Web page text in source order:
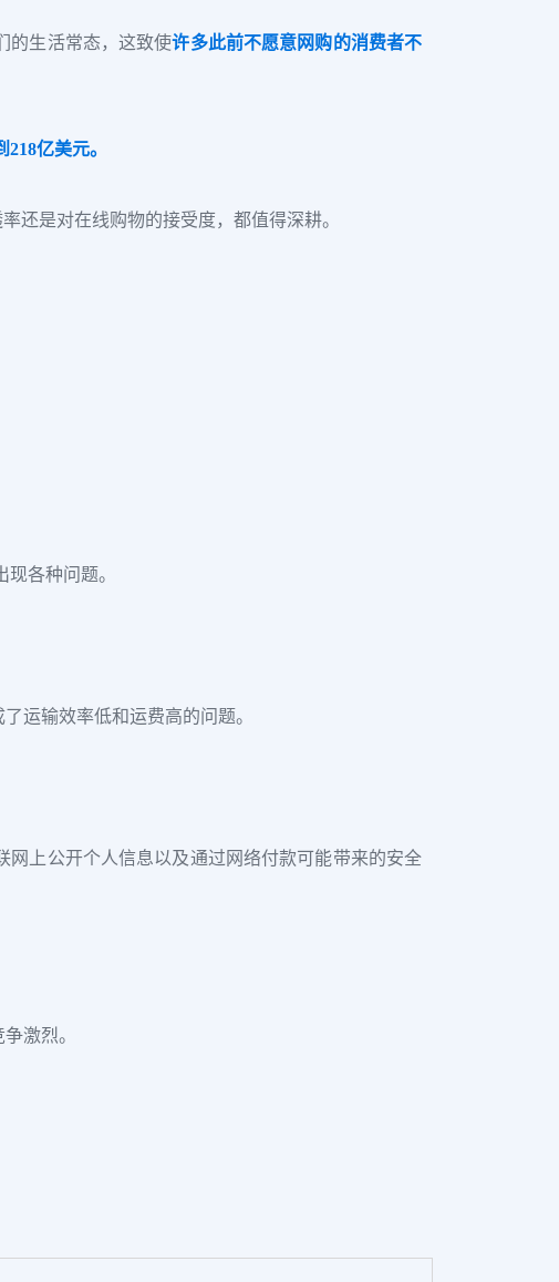
的生活常态，这致使许多此前不愿意网购的消费者不
亿美元。
还是对在线购物的接受度，都值得深耕。
各种问题。
运输效率低和运费高的问题。
上公开个人信息以及通过网络付款可能带来的安全
激烈。